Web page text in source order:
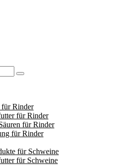
für Rinder
für Rinder
für Rinder
für Rinder
für Schweine
für Schweine